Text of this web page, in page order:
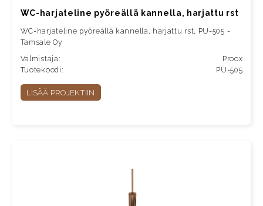
WC-harjateline pyöreällä kannella, harjattu rst
WC-harjateline pyöreällä kannella, harjattu rst, PU-505 -
Tamsale Oy
Valmistaja:
Proox
Tuotekoodi:
PU-505
LISÄÄ PROJEKTIIN